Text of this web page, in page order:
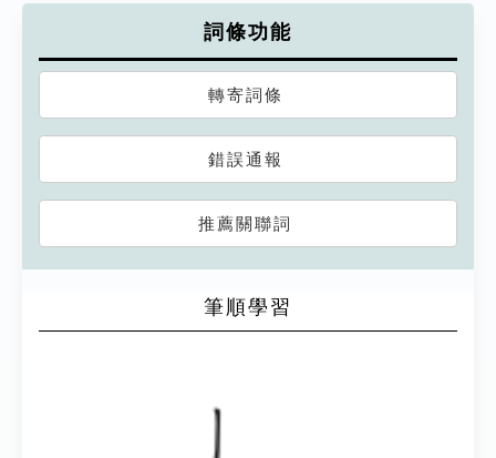
詞條功能
轉寄詞條
錯誤通報
推薦關聯詞
筆順學習